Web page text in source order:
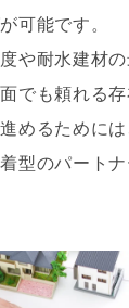
可能です。
や耐水建材
でも頼れる存
めるためには
型のパート